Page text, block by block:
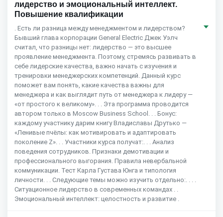
лидерство и эмоциональный интеллект.
Повышение квалификации
. Есть ли разница между менеджментом и лидерством?
Бывший глава корпорации General Electric Джек Уэлч
считал, что разницы нет: лидерство — это высшее
проявление менеджмента. Поэтому, стремясь развивать в
себе лидерские качества, важно начать с изучения и
тренировки менеджерских компетенций. Данный курс
поможет вам понять, какие качества важны для
менеджера и как выглядит путь от менеджера к лидеру —
«от простого к великому». . . Эта программа проводится
автором только в Moscow Business School. . . Бонус:
каждому участнику дарим книгу Владиславы Друтько —
«Ленивые пчёлы: как мотивировать и адаптировать
поколение Z». . . Участники курса получат:. . . Анализ
поведения сотрудников. Признаки демотивации и
профессионального выгорания. Правила невербальной
коммуникации. Тест Карла Густава Юнга и типология
личности. . . Следующие темы можно изучить отдельно:. . . .
Ситуационное лидерство в современных командах . .
Эмоциональный интеллект: целостность и развитие .